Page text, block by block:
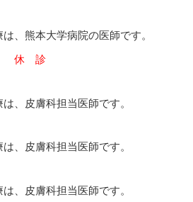
、熊本大学病院の医師です。
休 診
、皮膚科担当医師です。
、皮膚科担当医師です。
、皮膚科担当医師です。